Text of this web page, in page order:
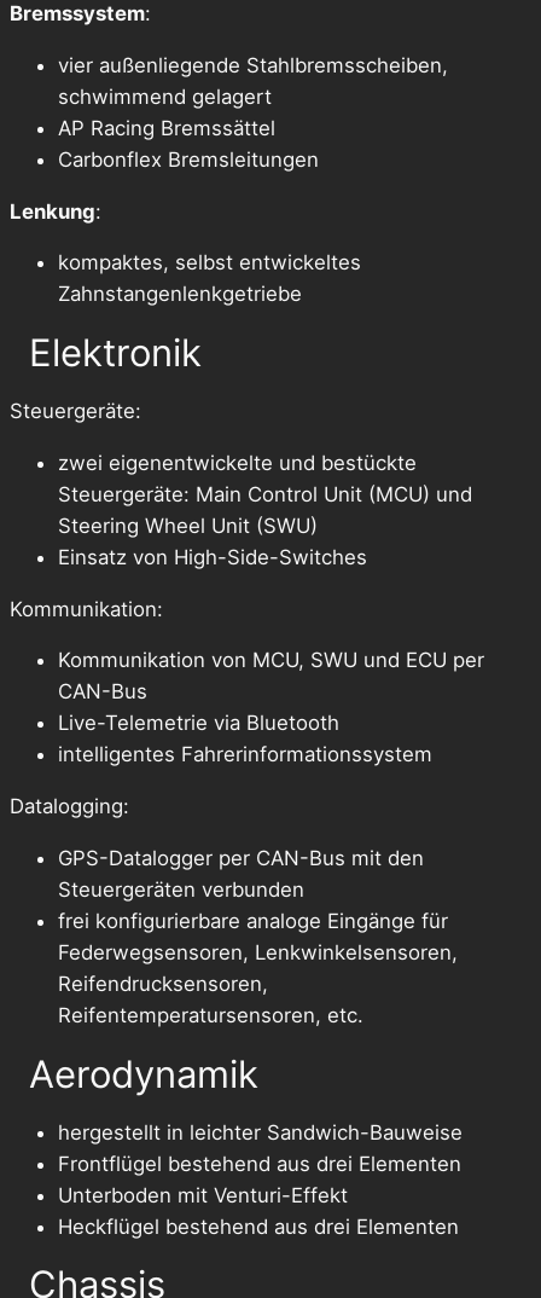
Bremssystem:
vier außenliegende Stahlbremsscheiben,
schwimmend gelagert
AP Racing Bremssättel
Carbonflex Bremsleitungen
Lenkung:
kompaktes, selbst entwickeltes
Zahnstangenlenkgetriebe
Elektronik
Steuergeräte:
zwei eigenentwickelte und bestückte
Steuergeräte: Main Control Unit (MCU) und
Steering Wheel Unit (SWU)
Einsatz von High-Side-Switches
Kommunikation:
Kommunikation von MCU, SWU und ECU per
CAN-Bus
Live-Telemetrie via Bluetooth
intelligentes Fahrerinformationssystem
Datalogging:
GPS-Datalogger per CAN-Bus mit den
Steuergeräten verbunden
frei konfigurierbare analoge Eingänge für
Federwegsensoren, Lenkwinkelsensoren,
Reifendrucksensoren,
Reifentemperatursensoren, etc.
Aerodynamik
hergestellt in leichter Sandwich-Bauweise
Frontflügel bestehend aus drei Elementen
Unterboden mit Venturi-Effekt
Heckflügel bestehend aus drei Elementen
Chassis